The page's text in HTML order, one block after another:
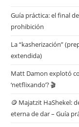
Guía práctica: el final
prohibición
La “kasherización”
extendida)
Matt Damon explotó
‘netflixando’? 🎬
🪙 Majatzit HaShekel:
eterna de dar – Guía